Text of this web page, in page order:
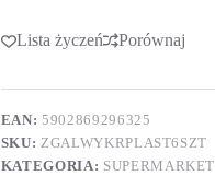
Lista życzeń Porównaj
EAN:5902869296325
SKU:ZGALWYKRPLAST6SZT
KATEGORIA: SUPERMARKET